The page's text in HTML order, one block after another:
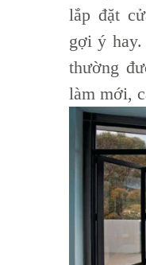
lắp đặt
gợi ý
thường
làm mới,